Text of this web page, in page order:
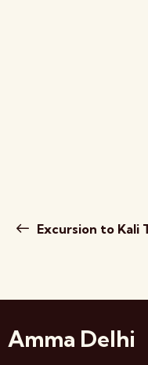
Excursion to Kali
Amma Delhi